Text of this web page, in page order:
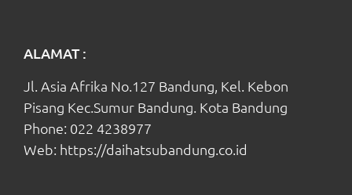
ALAMAT :
Jl. Asia Afrika No.127 Bandung, Kel. Kebon
Pisang Kec.Sumur Bandung. Kota Bandung
Phone: 022 4238977
Web: https://daihatsubandung.co.id